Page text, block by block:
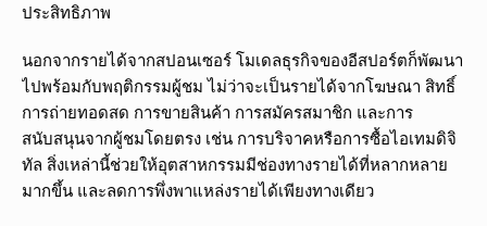
ประสิทธิภาพ
นอกจากรายได้จากสปอนเซอร์ โมเดลธุรกิจของอีสปอร์ตก็พัฒนา
ไปพร้อมกับพฤติกรรมผู้ชม ไม่ว่าจะเป็นรายได้จากโฆษณา สิทธิ์
การถ่ายทอดสด การขายสินค้า การสมัครสมาชิก และการ
สนับสนุนจากผู้ชมโดยตรง เช่น การบริจาคหรือการซื้อไอเทมดิจิ
ทัล สิ่งเหล่านี้ช่วยให้อุตสาหกรรมมีช่องทางรายได้ที่หลากหลาย
มากขึ้น และลดการพึ่งพาแหล่งรายได้เพียงทางเดียว